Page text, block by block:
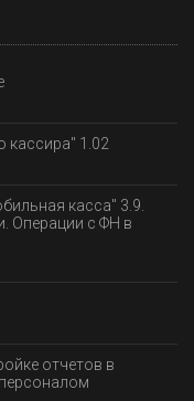
кассира" 1.02
касса" 3.9.
Операции с ФН в
отчетов в